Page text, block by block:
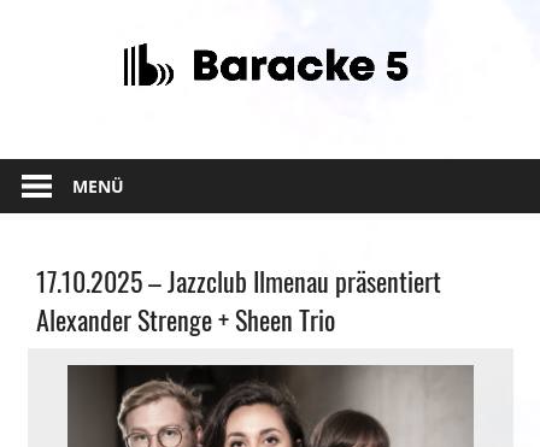
MENÜ
Allgemein
17.10.2025 – Jazzclub Ilmenau präsentiert
Alexander Strenge + Sheen Trio